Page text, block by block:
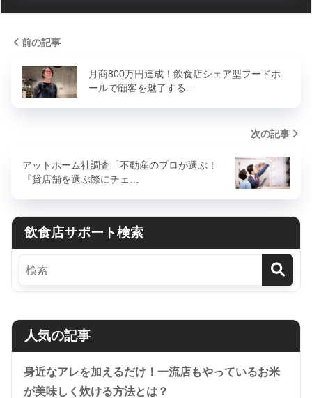
前の記事
月商800万円達成！飲食店シェア型フードホ
ールで顧客を魅了する…
次の記事
アットホーム社調査「不動産のプロが選ぶ！
『貸店舗を選ぶ際にチェ…
飲食店サポート検索
人気の記事
身近なアレを加えるだけ！一流店もやっているお米
が美味しく炊ける方法とは？